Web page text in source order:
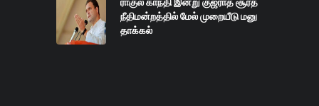
நீதிமன்றத்தில் மேல் முறையீடு மனு
தாக்கல்